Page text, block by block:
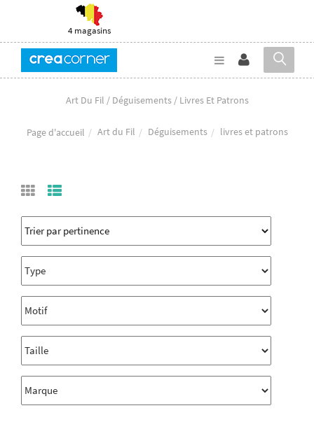
4 magasins
Art Du Fil / Déguisements / Livres Et Patrons
Page d'accueil Art du Fil Déguisements livres et patrons